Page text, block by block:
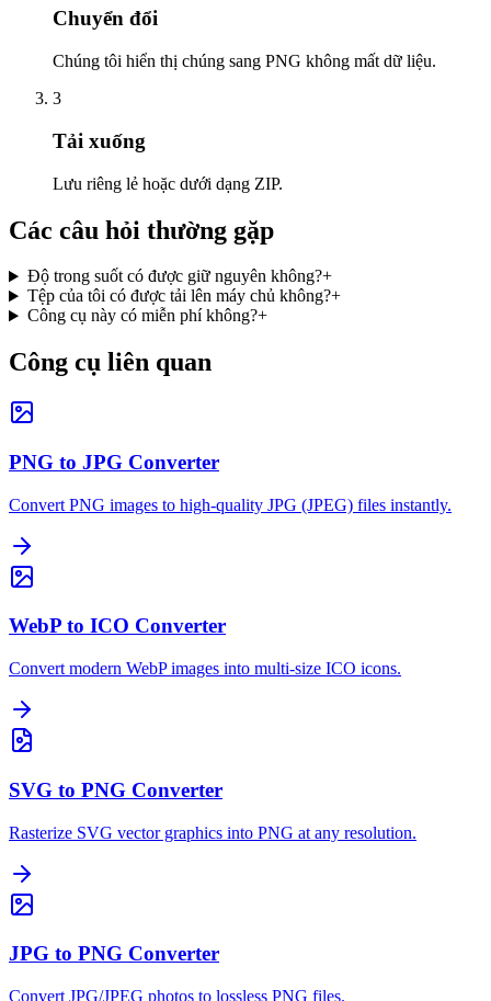
Chuyển đổi
Chúng tôi hiển thị chúng sang PNG không mất dữ liệu.
3
Tải xuống
Lưu riêng lẻ hoặc dưới dạng ZIP.
Các câu hỏi thường gặp
Độ trong suốt có được giữ nguyên không?+
Tệp của tôi có được tải lên máy chủ không?+
Công cụ này có miễn phí không?+
Công cụ liên quan
PNG to JPG Converter
Convert PNG images to high-quality JPG (JPEG) files instantly.
WebP to ICO Converter
Convert modern WebP images into multi-size ICO icons.
SVG to PNG Converter
Rasterize SVG vector graphics into PNG at any resolution.
JPG to PNG Converter
Convert JPG/JPEG photos to lossless PNG files.